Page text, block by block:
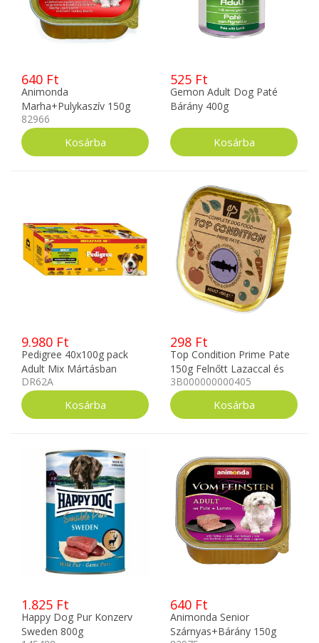
640 Ft
Animonda
Marha+Pulykaszív 150g
82966
525 Ft
Gemon Adult Dog Paté
Bárány 400g
9.980 Ft
Pedigree 40x100g pack
Adult Mix Mártásban
DR62A
298 Ft
Top Condition Prime Pate
150g Felnőtt Lazaccal és
Áfonyával
3B000000000405
1.825 Ft
Happy Dog Pur Konzerv
Sweden 800g
640 Ft
Animonda Senior
Szárnyas+Bárány 150g